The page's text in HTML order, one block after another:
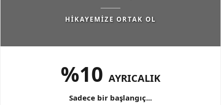
HIKAYEMIZE ORTAK OL
%10 AYRICALIK
Sadece bir başlangıç...